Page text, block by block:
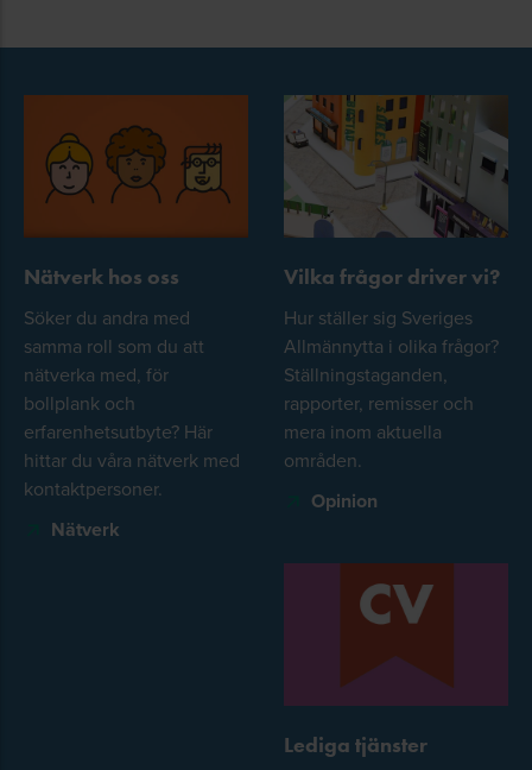
Nätverk hos oss
Söker du andra med
samma roll som du att
nätverka med, för
bollplank och
erfarenhetsutbyte? Här
hittar du våra nätverk med
kontaktpersoner.
Nätverk
Vilka frågor driver vi?
Hur ställer sig Sveriges
Allmännytta i olika frågor?
Ställningstaganden,
rapporter, remisser och
mera inom aktuella
områden.
Opinion
Lediga tjänster